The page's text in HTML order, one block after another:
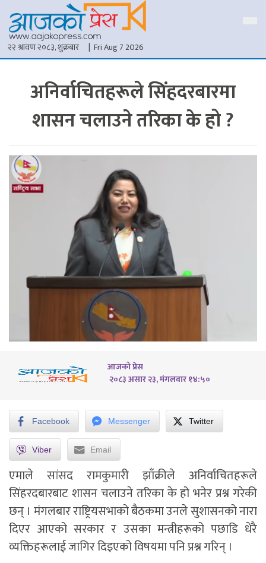
२२ श्रावण २०८३, शुक्रबार | Fri Aug 7 2026
अनिर्वाचितहरूले सिंहदरबारमा
शासन चलाउने तरिका के हो ?
आजको प्रेस
२०८३ असार २३, मंगलवार १४:५०
Facebook Messenger Twitter
Viber Email
एमाले सांसद रामकुमारी झाँक्रीले अनिर्वाचितहरूले
सिंहरदबारबाट शासन चलाउने तरिका के हो भनेर प्रश्न गरेकी
छन् । मंगलबार राष्ट्रियसभाको बैठकमा उनले सुशासनको नारा
दिएर आएको सरकार र उसका मन्त्रीहरूको पछाडि धेरै
व्यक्तिहरूलाई जागिर दिइएको विषयमा पनि प्रश्न गरिन् ।